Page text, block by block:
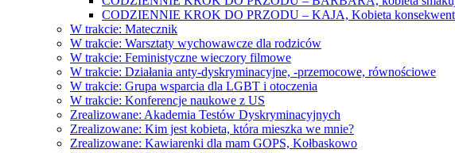
CODZIENNIE KROK DO PRZODU – KAJA, Kobieta
W trakcie: Matecznik
W trakcie: Warsztaty wychowawcze dla rodziców
W trakcie: Feministyczne wieczory filmowe
W trakcie: Działania anty-dyskryminacyjne, -przemocowe, równościowe
W trakcie: Grupa wsparcia dla LGBT i otoczenia
W trakcie: Konferencje naukowe z US
Zrealizowane: Akademia Testów Dyskryminacyjnych
Zrealizowane: Kim jest kobieta, która mieszka we mnie?
Zrealizowane: Kawiarenki dla mam GOPS, Kołbaskowo